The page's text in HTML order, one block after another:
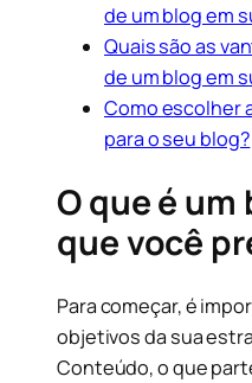
de um blog em
Quais são as
de um blog em
Como escolher
para o seu blog?
O que é um
que você
Para começar, é
objetivos da sua
Conteúdo, o que